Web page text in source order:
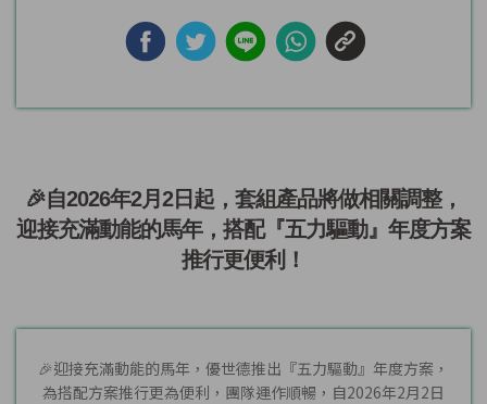
🎉自2026年2月2日起，套組產品將做相關調整，
迎接充滿動能的馬年，搭配『五力驅動』年度方案
推行更便利！
🎉迎接充滿動能的馬年，優世德推出『五力驅動』年度方案，
為搭配方案推行更為便利，團隊運作順暢，自2026年2月2日